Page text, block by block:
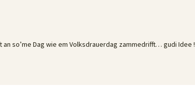
so’me Dag wie em Volksdrauerdag zammedrifft… gudi Idee !